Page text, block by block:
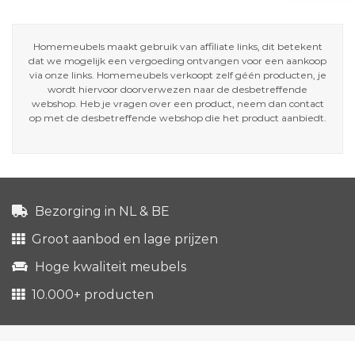
Homemeubels maakt gebruik van affiliate links, dit betekent
dat we mogelijk een vergoeding ontvangen voor een aankoop
via onze links. Homemeubels verkoopt zelf géén producten, je
wordt hiervoor doorverwezen naar de desbetreffende
webshop. Heb je vragen over een product, neem dan contact
op met de desbetreffende webshop die het product aanbiedt.
Bezorging in NL & BE
Groot aanbod en lage prijzen
Hoge kwaliteit meubels
10.000+ producten